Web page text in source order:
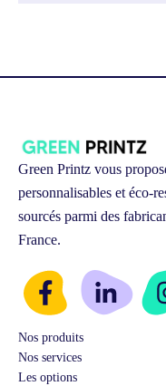
Green Printz vous
personnalisables et éco-
sourcés parmi des
France.
Nos produits
Nos services
Les options